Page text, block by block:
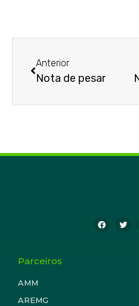
Anterior
Nota de pesar
Parceiros
AMM
AREMG